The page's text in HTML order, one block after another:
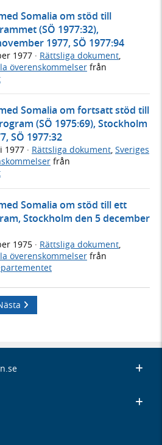
Somalia om stöd till
(SÖ 1977:32),
1977, SÖ 1977:94
1977 · Rättsliga dokument
överenskommelser från
Somalia om fortsatt stöd till
(SÖ 1975:69), Stockholm
SÖ 1977:32
1977 · Rättsliga dokument, Sveriges
från
Somalia om stöd till ett
Stockholm den 5 december
1975 · Rättsliga dokument,
överenskommelser från